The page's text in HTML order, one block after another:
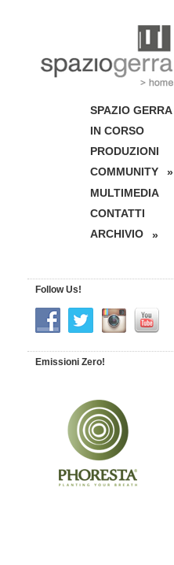
SPAZIO GERRA
IN CORSO
PRODUZIONI
COMMUNITY
»
MULTIMEDIA
CONTATTI
ARCHIVIO
»
Follow Us!
Emissioni Zero!